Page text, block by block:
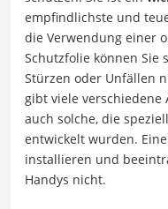
empfindlichste und
die Verwendung einer
Schutzfolie können Sie
Stürzen oder Unfällen
gibt viele
auch solche, die
entwickelt wurden.
installieren und
Handys nicht.